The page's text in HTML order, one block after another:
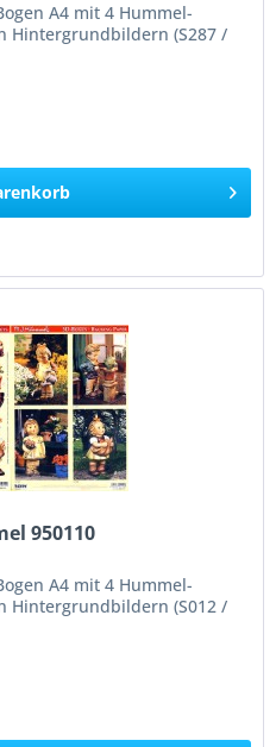
A4 mit 4 Hummel-
Hintergrundbildern (S287 /
950110
A4 mit 4 Hummel-
Hintergrundbildern (S012 /